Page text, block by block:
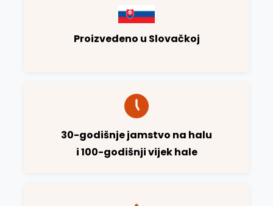
Proizvedeno u Slovačkoj
30-godišnje jamstvo na halu
i 100-godišnji vijek hale